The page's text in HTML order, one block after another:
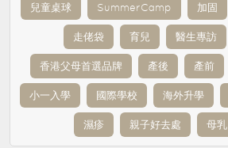
兒童桌球 SummerCamp 加固
走佬袋 育兒 醫生專訪
香港父母首選品牌 產後 產前
小一入學 國際學校 海外升學
濕疹 親子好去處 母乳